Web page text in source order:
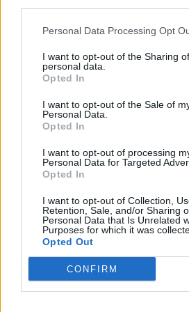
Personal Data Processing Opt
I want to opt-out of the Sharing
personal data.
Opted In
I want to opt-out of the Sale of
Personal Data.
Opted In
I want to opt-out of processing
Personal Data for Targeted
Opted In
I want to opt-out of Collection,
Retention, Sale, and/or Sharing
Personal Data that Is Unrelated
Purposes for which it was
Opted Out
CONFIRM
In evidenza